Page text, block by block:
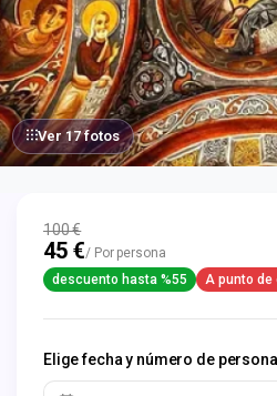
Ver 17 fotos
100 €
45 €/ Por persona
descuento hasta %55
A punto de
Elige fecha y número de